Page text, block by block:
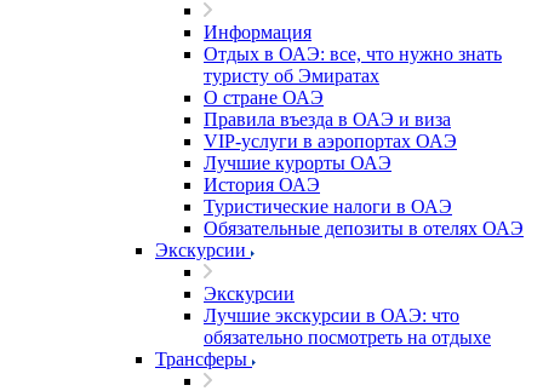
Информация
Отдых в ОАЭ: все, что нужно знать
туристу об Эмиратах
О стране ОАЭ
Правила въезда в ОАЭ и виза
VIP-услуги в аэропортах ОАЭ
Лучшие курорты ОАЭ
История ОАЭ
Туристические налоги в ОАЭ
Обязательные депозиты в отелях ОАЭ
Экскурсии
Экскурсии
Лучшие экскурсии в ОАЭ: что
обязательно посмотреть на отдыхе
Трансферы